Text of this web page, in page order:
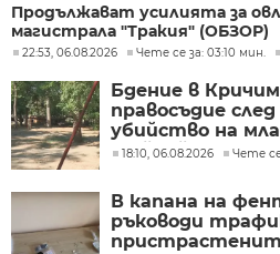
Продължават усилията за
магистрала "Тракия" (ОБЗОР)
22:53, 06.08.2026 Чете се за: 03:10 мин.
Бдение в
правосъдие
убийство на
тийнейджъри
18:10, 06.08.2026 Чете
В капана на
ръководи